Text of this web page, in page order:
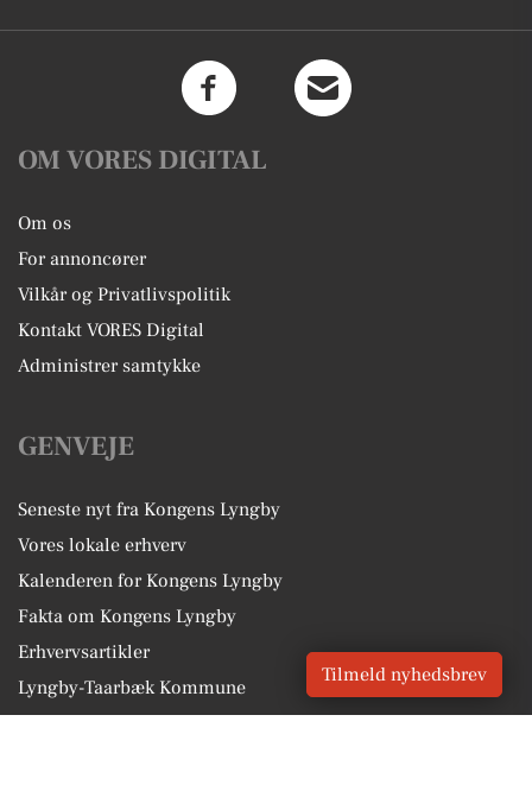
OM VORES DIGITAL
Om os
For annoncører
Vilkår og Privatlivspolitik
Kontakt VORES Digital
Administrer samtykke
GENVEJE
Seneste nyt fra Kongens Lyngby
Vores lokale erhverv
Kalenderen for Kongens Lyngby
Fakta om Kongens Lyngby
Erhvervsartikler
Lyngby-Taarbæk Kommune
Tilmeld nyhedsbrev